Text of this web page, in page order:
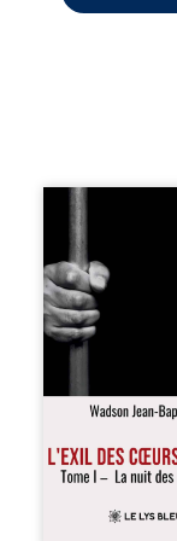
« Une nuit
parfois pour
une
certaines
années. »
sous la
des
peur
jusque
villages les
reculés. À
Jean-
mène
avec sa